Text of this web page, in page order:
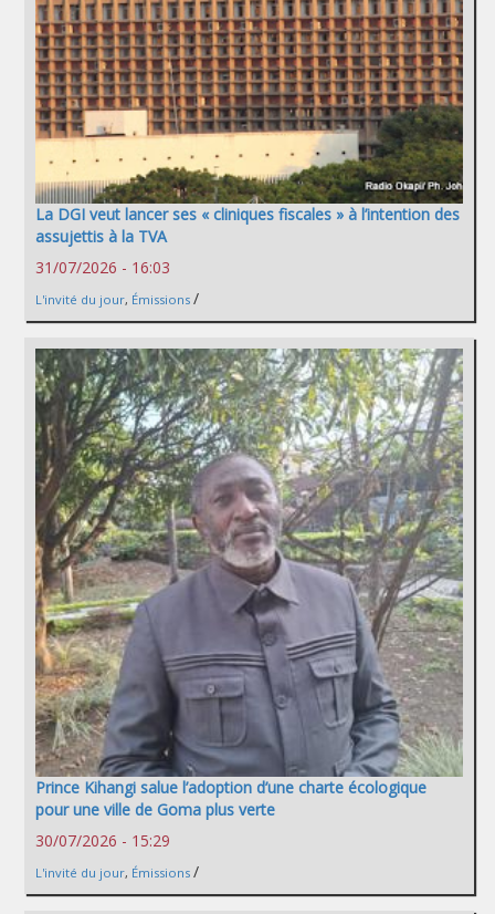
La DGI veut lancer ses « cliniques fiscales » à l’intention des
assujettis à la TVA
31/07/2026 - 16:03
L'invité du jour, Émissions /
Prince Kihangi salue l’adoption d’une charte écologique
pour une ville de Goma plus verte
30/07/2026 - 15:29
L'invité du jour, Émissions /